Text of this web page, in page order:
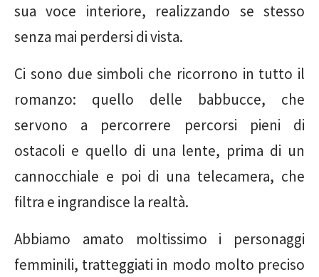
sua voce interiore, realizzando se stesso
senza mai perdersi di vista.
Ci sono due simboli che ricorrono in tutto il
romanzo: quello delle babbucce, che
servono a percorrere percorsi pieni di
ostacoli e quello di una lente, prima di un
cannocchiale e poi di una telecamera, che
filtra e ingrandisce la realtà.
Abbiamo amato moltissimo i personaggi
femminili, tratteggiati in modo molto preciso